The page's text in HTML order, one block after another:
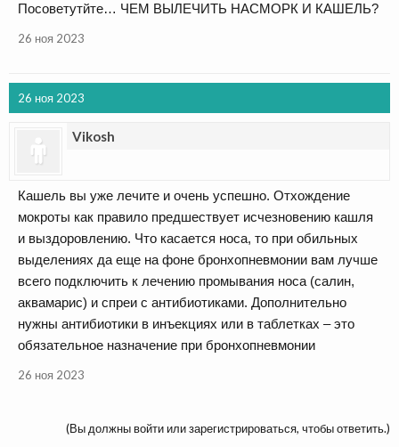
Посоветутйте… ЧЕМ ВЫЛЕЧИТЬ НАСМОРК И КАШЕЛЬ?
26 ноя 2023
26 ноя 2023
Vikosh
Кашель вы уже лечите и очень успешно. Отхождение
мокроты как правило предшествует исчезновению кашля
и выздоровлению. Что касается носа, то при обильных
выделениях да еще на фоне бронхопневмонии вам лучше
всего подключить к лечению промывания носа (салин,
аквамарис) и спреи с антибиотиками. Дополнительно
нужны антибиотики в инъекциях или в таблетках – это
обязательное назначение при бронхопневмонии
26 ноя 2023
(Вы должны войти или зарегистрироваться, чтобы ответить.)